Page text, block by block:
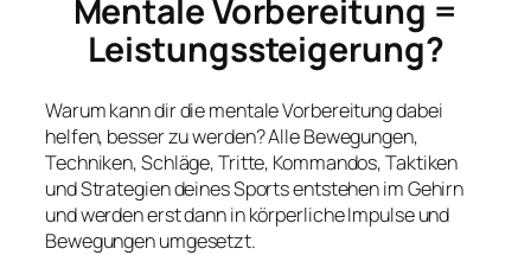
Mentale Vorbereitung =
Leistungssteigerung?
Warum kann dir die mentale Vorbereitung dabei
helfen, besser zu werden? Alle Bewegungen,
Techniken, Schläge, Tritte, Kommandos, Taktiken
und Strategien deines Sports entstehen im Gehirn
und werden erst dann in körperliche Impulse und
Bewegungen umgesetzt.